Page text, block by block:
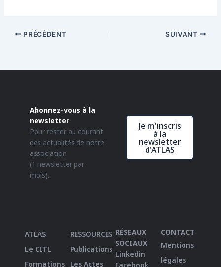
PRÉCÉDENT SUIVANT
Abonnez-vous à la
newsletter
Pour rester au courant
des actualités de notre
association
(1 newsletter par
mois).
Je m'inscris
à la
newsletter
d'ATLAS
ATLAS
Le CITL
Formations
RESSOURCES
Publications
Les Actes
RÉSEAUX
SOCIAUX
Linkedin
Facebook
CONTACT
Mentions
légales